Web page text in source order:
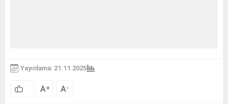
Yayınlama: 21.11.2025
A+ A-